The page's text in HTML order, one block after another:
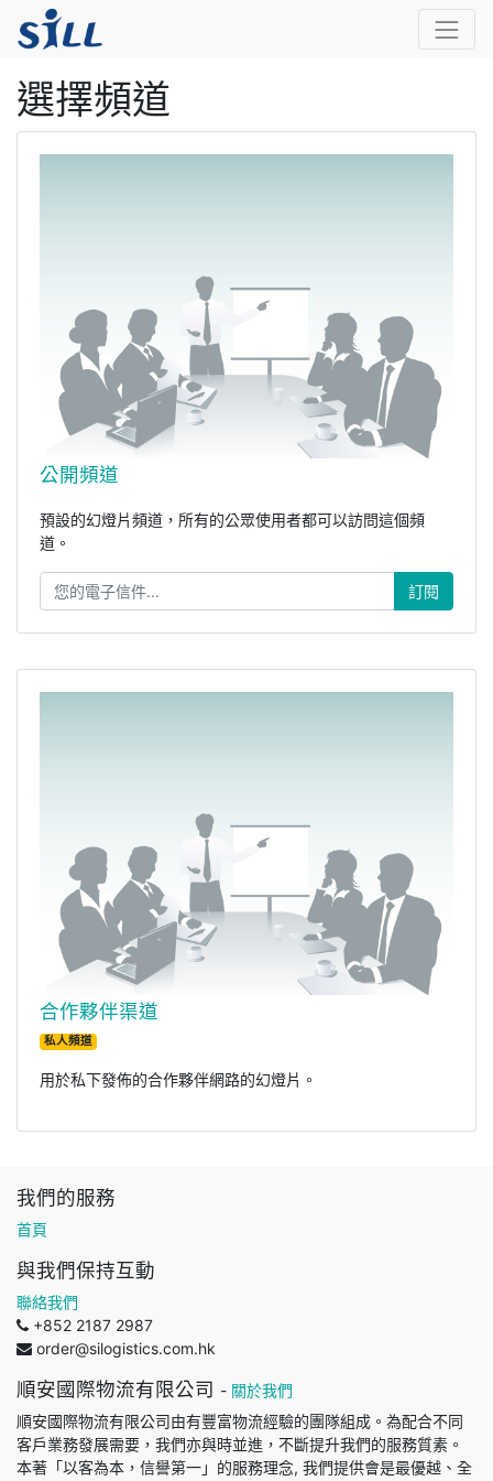
選擇頻道
公開頻道
預設的幻燈片頻道，所有的公眾使用者都可以訪問這個頻
道。
訂閱
合作夥伴渠道
私人頻道
用於私下發佈的合作夥伴網路的幻燈片。
我們的服務
首頁
與我們保持互動
聯絡我們
+852 2187 2987
order@silogistics.com.hk
順安國際物流有限公司 - 關於我們
順安國際物流有限公司由有豐富物流經驗的團隊組成。為配合不同
客戶業務發展需要，我們亦與時並進，不斷提升我們的服務質素。
本著「以客為本，信譽第一」的服務理念, 我們提供會是最優越、全